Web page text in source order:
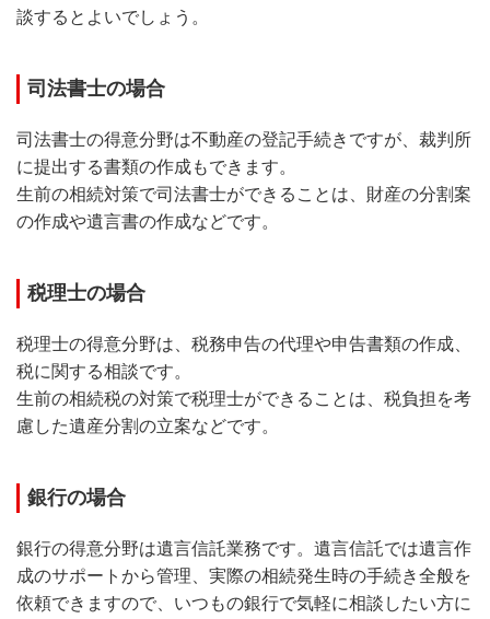
談するとよいでしょう。
司法書士の場合
司法書士の得意分野は不動産の登記手続きですが、裁判所
に提出する書類の作成もできます。
生前の相続対策で司法書士ができることは、財産の分割案
の作成や遺言書の作成などです。
税理士の場合
税理士の得意分野は、税務申告の代理や申告書類の作成、
税に関する相談です。
生前の相続税の対策で税理士ができることは、税負担を考
慮した遺産分割の立案などです。
銀行の場合
銀行の得意分野は遺言信託業務です。遺言信託では遺言作
成のサポートから管理、実際の相続発生時の手続き全般を
依頼できますので、いつもの銀行で気軽に相談したい方に